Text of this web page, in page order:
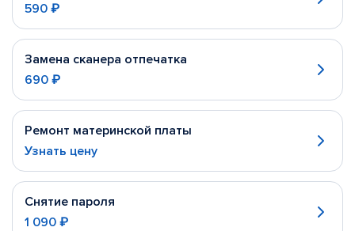
590 ₽
Замена сканера отпечатка
690 ₽
Ремонт материнской платы
Узнать цену
Снятие пароля
1 090 ₽